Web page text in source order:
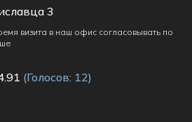
3
визита в наш офис согласовывать по
(Голосов: 12)